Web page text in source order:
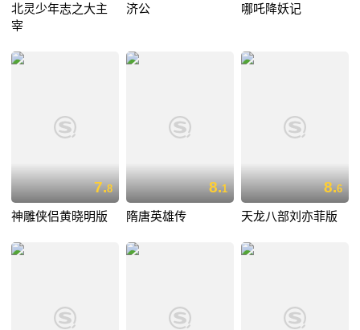
北灵少年志之大主
宰
济公 哪吒降妖记
7.8
神雕侠侣黄晓明版
8.1
隋唐英雄传
8.6
天龙八部刘亦菲版